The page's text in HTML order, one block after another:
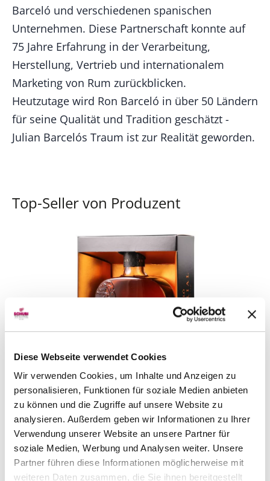
Diese Webseite verwendet Cookies
Wir verwenden Cookies, um Inhalte und Anzeigen zu
personalisieren, Funktionen für soziale Medien anbieten
zu können und die Zugriffe auf unsere Website zu
analysieren. Außerdem geben wir Informationen zu Ihrer
Verwendung unserer Website an unsere Partner für
soziale Medien, Werbung und Analysen weiter. Unsere
Partner führen diese Informationen möglicherweise mit
weiteren Daten zusammen, die Sie ihnen bereitgestellt
Barceló und verschiedenen spanischen
Unternehmen. Diese Partnerschaft konnte auf
75 Jahre Erfahrung in der Verarbeitung,
Herstellung, Vertrieb und internationalem
Marketing von Rum zurückblicken.
Heutzutage wird Ron Barceló in über 50 Ländern
für seine Qualität und Tradition geschätzt -
Julian Barcelós Traum ist zur Realität geworden.
Top-Seller von Produzent
Rum Barceló Imperial
Puerto Plata 70 cl
CHF 43.00
Artikel sofort lieferbar
inkl. 8.1% MwSt.
zzgl. Versandkosten